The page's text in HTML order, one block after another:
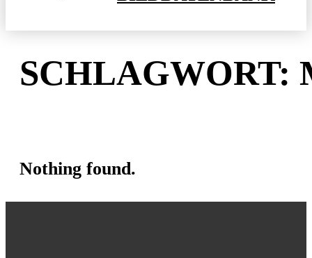
SCHLAGWORT:
Nothing found.